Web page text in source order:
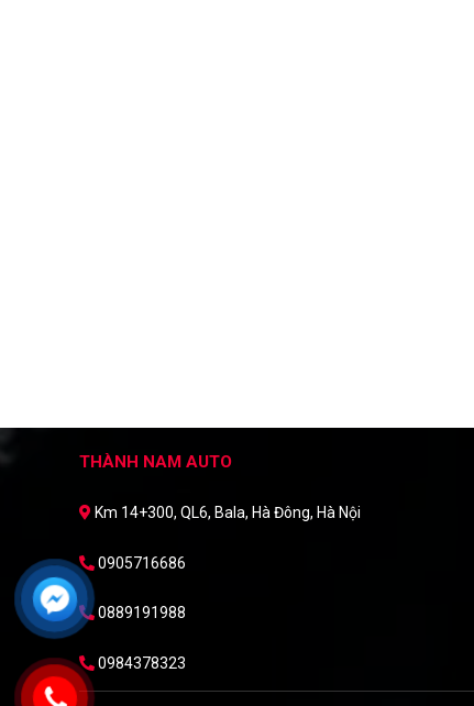
THÀNH NAM AUTO
Km 14+300, QL6, Bala, Hà Đông, Hà Nội
0905716686
0889191988
0984378323